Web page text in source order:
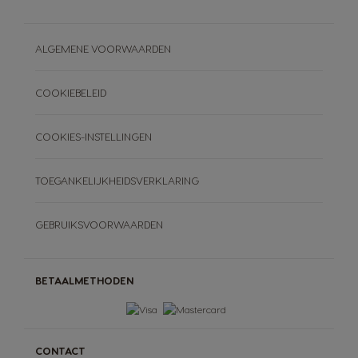
BETAALMETHODEN
CONTACT
ALGEMENE VOORWAARDEN
COOKIEBELEID
COOKIES-INSTELLINGEN
TOEGANKELIJKHEIDSVERKLARING
GEBRUIKSVOORWAARDEN